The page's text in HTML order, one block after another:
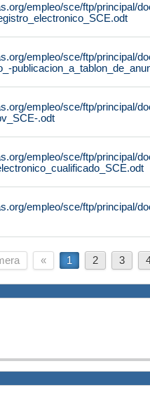
empleo/sce/ftp/principal/
empleo/sce/ftp/principal/
empleo/sce/ftp/principal/
.odt
empleo/sce/ftp/principal/
empleo/sce/ftp/principal/
« 1 2 3